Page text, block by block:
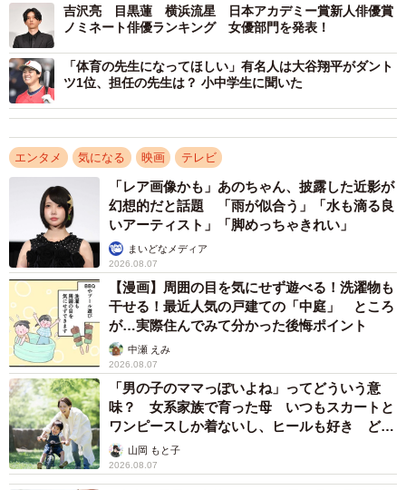
▽なんでもまっすぐ突き進んでるイメージあるので姿勢も
まっすぐなイメージがある
▽体も引き締まって、スッとしているイメージだから
▽姿勢を保つ筋力があるイメージ
【3位：山崎育三郎（68票）】
美しい姿勢から生み出される歌声の美しさが魅力です。ま
た、トーク番組の司会でも活躍しており、立ち姿だけでな
く、座り姿も美しい！との声も寄せられています。
▽歌っている時にいつもシャキッとしている
▽テレビで観ていて、いつも、背筋がシャンとしているよ
うな記憶があるから
▽ミュージカルスターの為か、いつも背筋が伸びて正しい
姿勢を保っている
◇ ◇
【出典】
吉沢亮 目黒蓮 横浜流星 日本アカデミー賞新人俳優賞
ノミネート俳優ランキング 女優部門を発表！
「体育の先生になってほしい」有名人は大谷翔平がダント
ツ1位、担任の先生は？ 小中学生に聞いた
エンタメ 気になる 映画 テレビ
「レア画像かも」あのちゃん、披露した近影が
幻想的だと話題 「雨が似合う」「水も滴る良
いアーティスト」「脚めっちゃきれい」
まいどなメディア
2026.08.07
【漫画】周囲の目を気にせず遊べる！洗濯物も
干せる！最近人気の戸建ての「中庭」 ところ
が…実際住んでみて分かった後悔ポイント
中瀬 えみ
2026.08.07
「男の子のママっぽいよね」ってどういう意
味？ 女系家族で育った母 いつもスカートと
ワンピースしか着ないし、ヒールも好き どの
へんが…
山岡 もと子
2026.08.07